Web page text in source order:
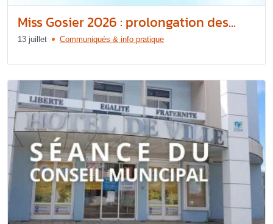
Miss Gosier 2026 : prolongation des...
13 juillet Communiqués & info pratique